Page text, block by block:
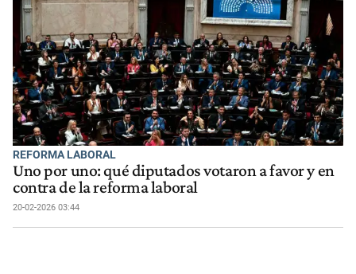
REFORMA LABORAL
Uno por uno: qué diputados votaron a favor y en
contra de la reforma laboral
20-02-2026 03:44